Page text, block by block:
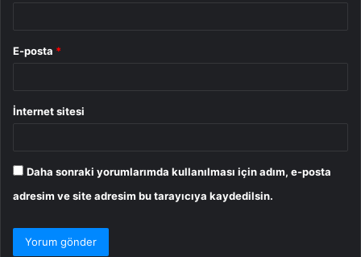
E-posta *
İnternet sitesi
Daha sonraki yorumlarımda kullanılması için adım, e-posta
adresim ve site adresim bu tarayıcıya kaydedilsin.